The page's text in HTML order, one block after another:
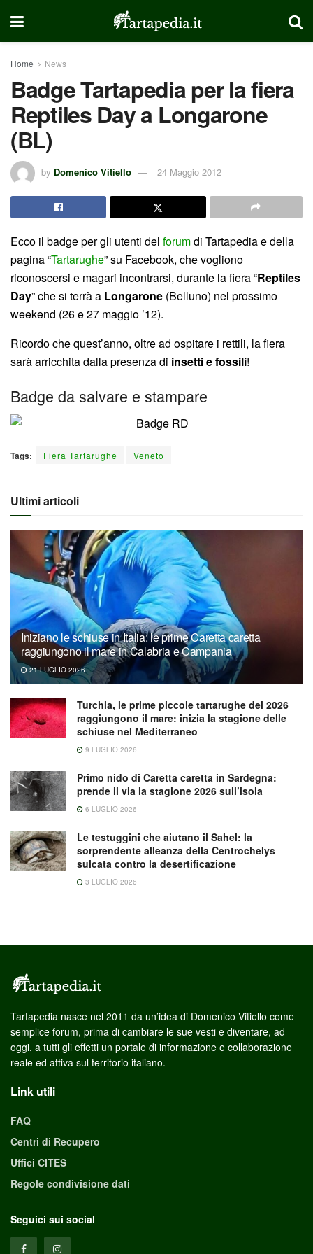
Home News
Badge Tartapedia per la fiera
Reptiles Day a Longarone
(BL)
by Domenico Vitiello 24 Maggio 2012
Ecco il badge per gli utenti del forumdi Tartapedia e della
pagina “Tartarughe” su Facebook, che vogliono
riconoscersi e magari incontrarsi, durante la fiera “Reptiles
Day” che si terrà a Longarone (Belluno) nel prossimo
weekend (26 e 27 maggio ’12).
Ricordo che quest’anno, oltre ad ospitare i rettili, la fiera
sarà arricchita dalla presenza di insetti e fossili!
Badge da salvare e stampare
Tags: Fiera Tartarughe Veneto
Ultimi articoli
Iniziano le schiuse in Italia: le prime Caretta caretta
raggiungono il mare in Calabria e Campania
21 LUGLIO 2026
Turchia, le prime piccole tartarughe del 2026
raggiungono il mare: inizia la stagione delle
schiuse nel Mediterraneo
9 LUGLIO 2026
Primo nido di Caretta caretta in Sardegna:
prende il via la stagione 2026 sull’isola
6 LUGLIO 2026
Le testuggini che aiutano il Sahel: la
sorprendente alleanza della Centrochelys
sulcata contro la desertificazione
3 LUGLIO 2026
Tartapedia nasce nel 2011 da un’idea di Domenico Vitiello come
semplice forum, prima di cambiare le sue vesti e diventare, ad
oggi, a tutti gli effetti un portale di informazione e collaborazione
reale ed attiva sul territorio italiano.
Link utili
FAQ
Centri di Recupero
Uffici CITES
Regole condivisione dati
Seguici sui social